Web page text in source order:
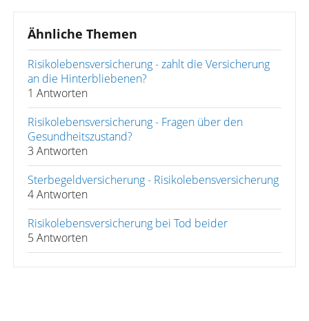
Ähnliche Themen
Risikolebensversicherung - zahlt die Versicherung
an die Hinterbliebenen?
1 Antworten
Risikolebensversicherung - Fragen über den
Gesundheitszustand?
3 Antworten
Sterbegeldversicherung - Risikolebensversicherung
4 Antworten
Risikolebensversicherung bei Tod beider
5 Antworten